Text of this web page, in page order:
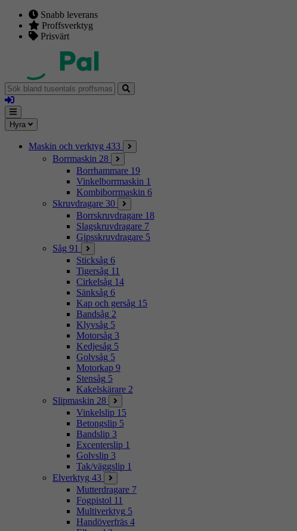
Snabb leverans
Proffsverktyg
Prisvärt
Sök
bland
tusentals
proffsmaskiner
Logga
in
Mina
sidor
Meny
Hyra
Maskin och verktyg 433
Borrmaskin 28
Borrhammare 19
Vinkelborrmaskin 1
Kombiborrmaskin 6
Skruvdragare 30
Borrskruvdragare 18
Slagskruvdragare 7
Gipsskruvdragare 5
Såg 91
Sticksåg 6
Tigersåg 11
Cirkelsåg 14
Sänksåg 6
Kap och gersåg 15
Bandsåg 2
Klyvsåg 5
Motorsåg 3
Kedjesåg 5
Golvsåg 5
Motorkap 9
Stensåg 5
Kakelskärare 2
Slipmaskin 28
Vinkelslip 15
Betongslip 5
Bandslip 3
Excenterslip 1
Golvslip 3
Tak/väggslip 1
Elverktyg 43
Mutterdragare 7
Fogpistol 11
Multiverktyg 5
Handöverfräs 4